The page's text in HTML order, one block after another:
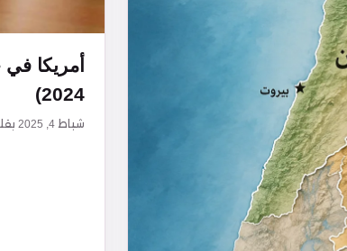
2024)
شباط 4, 2025